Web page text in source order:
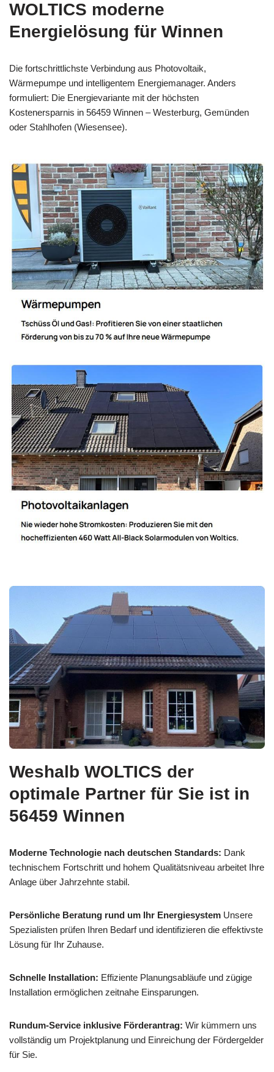
WOLTICS moderne
Energielösung für Winnen
Die fortschrittlichste Verbindung aus Photovoltaik,
Wärmepumpe und intelligentem Energiemanager. Anders
formuliert: Die Energievariante mit der höchsten
Kostenersparnis in 56459 Winnen – Westerburg, Gemünden
oder Stahlhofen (Wiesensee).
Weshalb WOLTICS der
optimale Partner für Sie ist in
56459 Winnen
Moderne Technologie nach deutschen Standards: Dank
technischem Fortschritt und hohem Qualitätsniveau arbeitet Ihre
Anlage über Jahrzehnte stabil.
Persönliche Beratung rund um Ihr Energiesystem Unsere
Spezialisten prüfen Ihren Bedarf und identifizieren die effektivste
Lösung für Ihr Zuhause.
Schnelle Installation: Effiziente Planungsabläufe und zügige
Installation ermöglichen zeitnahe Einsparungen.
Rundum-Service inklusive Förderantrag: Wir kümmern uns
vollständig um Projektplanung und Einreichung der Fördergelder
für Sie.